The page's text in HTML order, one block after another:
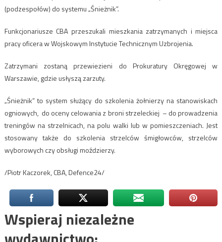
(podzespołów) do systemu „Śnieżnik”.
Funkcjonariusze CBA przeszukali mieszkania zatrzymanych i miejsca
pracy oficera w Wojskowym Instytucie Technicznym Uzbrojenia.
Zatrzymani zostaną przewiezieni do Prokuratury Okręgowej w
Warszawie, gdzie usłyszą zarzuty.
„Śnieżnik” to system służący do szkolenia żołnierzy na stanowiskach
ogniowych, do oceny celowania z broni strzeleckiej – do prowadzenia
treningów na strzelnicach, na polu walki lub w pomieszczeniach. Jest
stosowany także do szkolenia strzelców śmigłowców, strzelców
wyborowych czy obsługi moździerzy.
/Piotr Kaczorek, CBA, Defence24/
Wspieraj niezależne